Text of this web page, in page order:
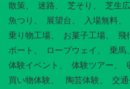
散策
迷路 芝そり 芝生
魚つり
展望台 入場無料
乗り物工場
お菓子工場 飛
ボート
ロープウェイ 乗馬
体験イベント
体験ツアー
買い物体験
陶芸体験 交